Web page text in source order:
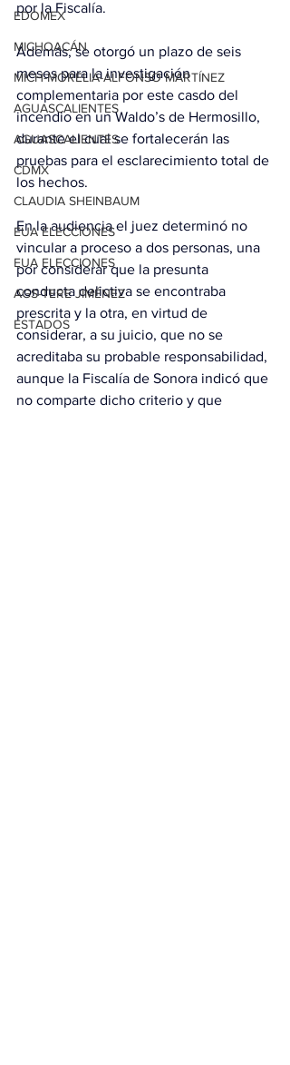
EDOMEX
MICHOACÁN
MICH-MORELIA-ALFONSO MARTÍNEZ
AGUASCALIENTES
AGUASCALIENTES
CDMX
CLAUDIA SHEINBAUM
EUA ELECCIONES
EUA ELECCIONES
AGS-TERE JIMÉNEZ
ESTADOS
por la Fiscalía.
Además, se otorgó un plazo de seis
meses para la investigación
complementaria por este casdo del
incendio en un Waldo’s de Hermosillo,
durante el cual se fortalecerán las
pruebas para el esclarecimiento total de
los hechos.
En la audiencia el juez determinó no
vincular a proceso a dos personas, una
por considerar que la presunta
conducta delictiva se encontraba
prescrita y la otra, en virtud de
considerar, a su juicio, que no se
acreditaba su probable responsabilidad,
aunque la Fiscalía de Sonora indicó que
no comparte dicho criterio y que